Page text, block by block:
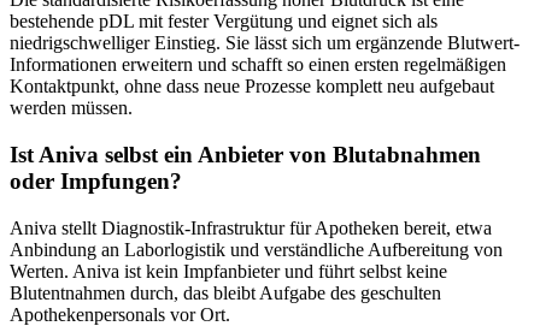
bestehende pDL mit fester Vergütung und eignet sich als
niedrigschwelliger Einstieg. Sie lässt sich um ergänzende Blutwert-
Informationen erweitern und schafft so einen ersten regelmäßigen
Kontaktpunkt, ohne dass neue Prozesse komplett neu aufgebaut
werden müssen.
Ist Aniva selbst ein Anbieter von Blutabnahmen
oder Impfungen?
Aniva stellt Diagnostik-Infrastruktur für Apotheken bereit, etwa
Anbindung an Laborlogistik und verständliche Aufbereitung von
Werten. Aniva ist kein Impfanbieter und führt selbst keine
Blutentnahmen durch, das bleibt Aufgabe des geschulten
Apothekenpersonals vor Ort.